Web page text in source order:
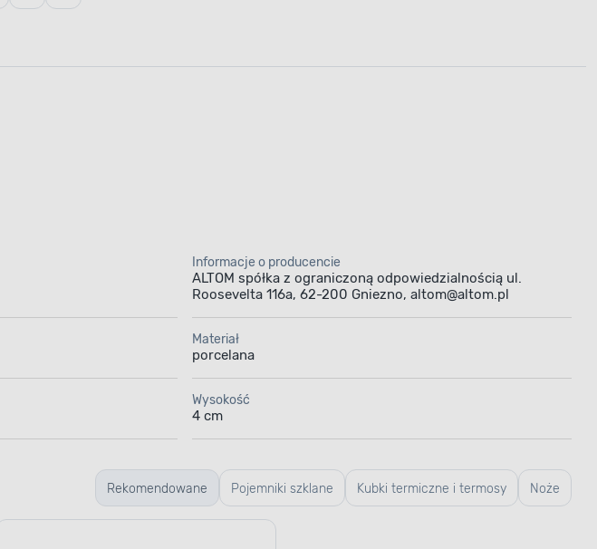
Informacje o producencie
ALTOM spółka z ograniczoną odpowiedzialnością ul.
Roosevelta 116a, 62-200 Gniezno, altom@altom.pl
Materiał
porcelana
Wysokość
4 cm
Rekomendowane Pojemniki szklane Kubki termiczne i termosy Noże